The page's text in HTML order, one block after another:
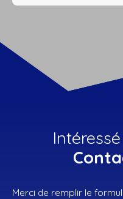
Merci de remplir le